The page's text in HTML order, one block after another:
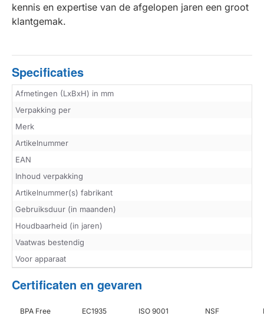
kennis en expertise van de afgelopen jaren een groot
klantgemak.
Specificaties
Afmetingen (LxBxH) in mm
Verpakking per
Merk
Artikelnummer
EAN
Inhoud verpakking
Artikelnummer(s) fabrikant
Gebruiksduur (in maanden)
Houdbaarheid (in jaren)
Vaatwas bestendig
Voor apparaat
Certificaten en gevaren
BPA Free EC1935 ISO 9001 NSF